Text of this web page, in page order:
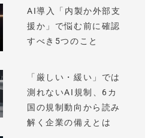
AI導入「内製か外部支
援か」で悩む前に確認
すべき5つのこと
「厳しい・緩い」では
測れないAI規制、6カ
国の規制動向から読み
解く企業の備えとは